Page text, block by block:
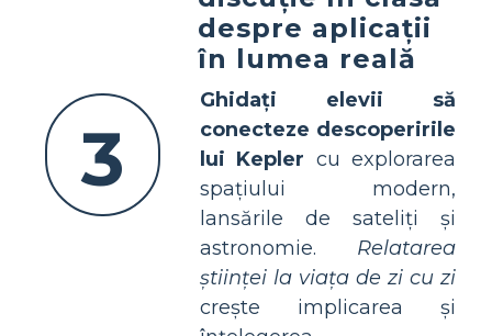
3
despre aplicații
în lumea reală
Ghidați elevii să
conecteze descoperirile
lui Kepler cu explorarea
spațiului modern,
lansările de sateliți și
astronomie. Relatarea
științei la viața de zi cu zi
crește implicarea și